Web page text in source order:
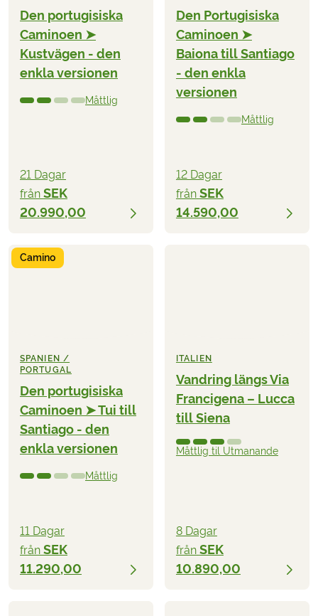
Den portugisiska
Caminoen ➤
Kustvägen - den
enkla versionen
Måttlig
21 Dagar
från SEK
20.990,00
Den Portugisiska
Caminoen ➤
Baiona till Santiago
- den enkla
versionen
Måttlig
12 Dagar
från SEK
14.590,00
Camino
SPANIEN /
PORTUGAL
Den portugisiska
Caminoen ➤ Tui till
Santiago - den
enkla versionen
Måttlig
11 Dagar
från SEK
11.290,00
ITALIEN
Vandring längs Via
Francigena – Lucca
till Siena
Måttlig til Utmanande
8 Dagar
från SEK
10.890,00